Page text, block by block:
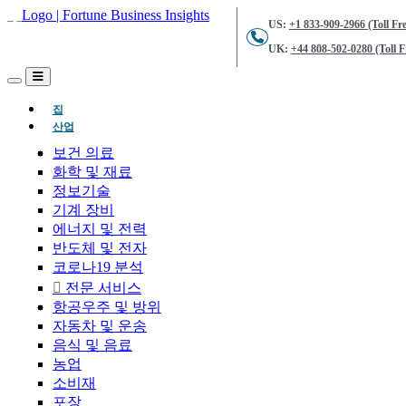
US: +1 833-909-2966 (Toll
UK: +44 808-502-0280 (Toll
집(현재의)
산업
보건 의료
화학 및 재료
정보기술
기계 장비
에너지 및 전력
반도체 및 전자
코로나19 분석
전문 서비스
항공우주 및 방위
자동차 및 운송
음식 및 음료
농업
소비재
포장